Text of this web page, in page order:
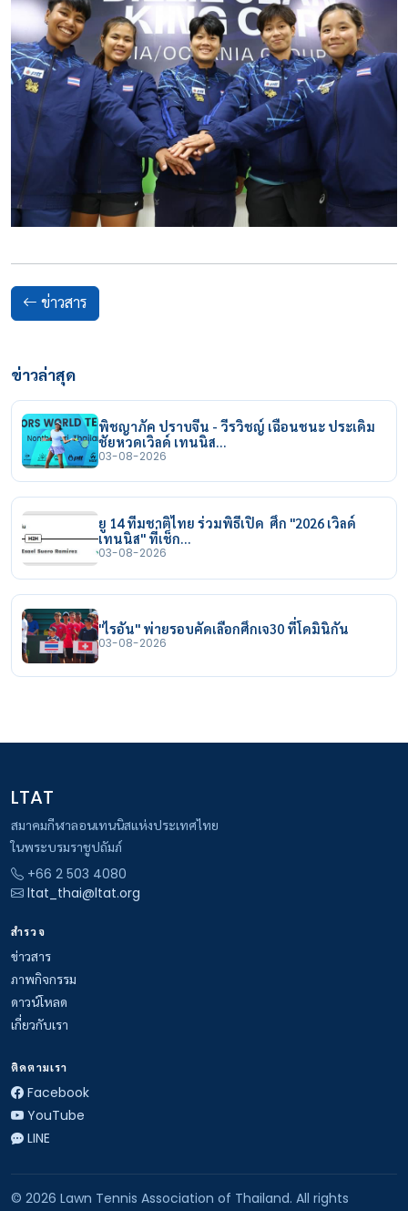
ข่าวสาร
ข่าวล่าสุด
พิชญาภัค ปราบจีน - วีรวิชญ์ เฉือนชนะ ประเดิม
ชัยหวดเวิลด์ เทนนิส…
03-08-2026
ยู 14 ทีมชาติไทย ร่วมพิธีเปิด ศึก "2026 เวิลด์
เทนนิส" ที่เช็ก…
03-08-2026
"ไรอัน" พ่ายรอบคัดเลือกศึกเจ30 ที่โดมินิกัน
03-08-2026
LTAT
สมาคมกีฬาลอนเทนนิสแห่งประเทศไทย
ในพระบรมราชูปถัมภ์
+66 2 503 4080
ltat_thai@ltat.org
สำรวจ
ข่าวสาร
ภาพกิจกรรม
ดาวน์โหลด
เกี่ยวกับเรา
ติดตามเรา
Facebook
YouTube
LINE
© 2026 Lawn Tennis Association of Thailand. All rights